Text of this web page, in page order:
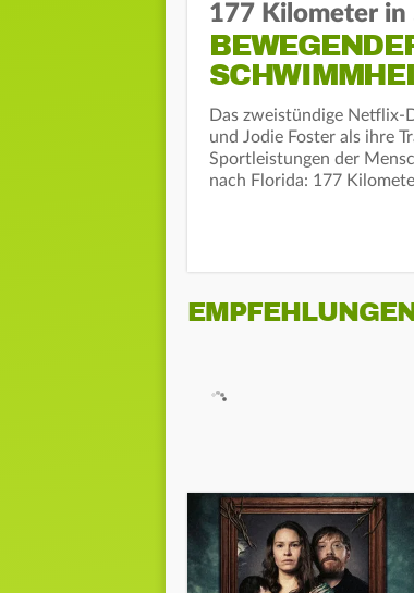
177 Kilometer in
Das zweistündige Netflix-
und Jodie Foster als ihre
Sportleistungen der
nach Florida: 177